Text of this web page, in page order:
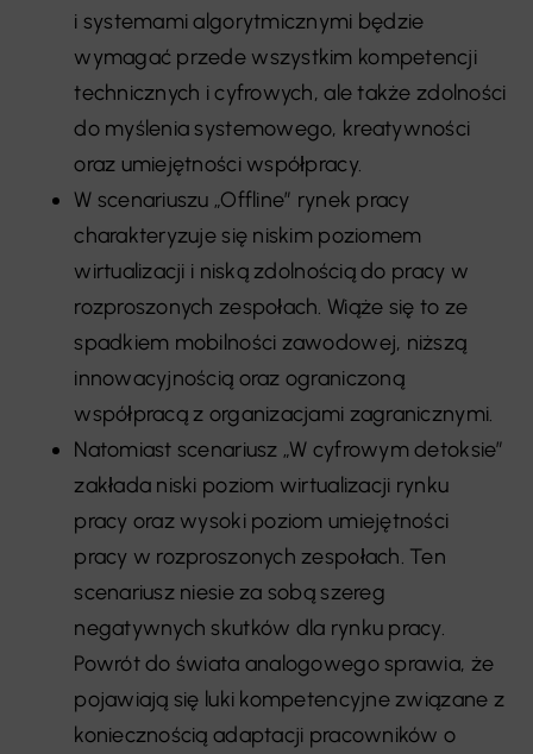
i systemami algorytmicznymi będzie
wymagać przede wszystkim kompetencji
technicznych i cyfrowych, ale także zdolności
do myślenia systemowego, kreatywności
oraz umiejętności współpracy.
W scenariuszu „Offline” rynek pracy
charakteryzuje się niskim poziomem
wirtualizacji i niską zdolnością do pracy w
rozproszonych zespołach. Wiąże się to ze
spadkiem mobilności zawodowej, niższą
innowacyjnością oraz ograniczoną
współpracą z organizacjami zagranicznymi.
Natomiast scenariusz „W cyfrowym detoksie”
zakłada niski poziom wirtualizacji rynku
pracy oraz wysoki poziom umiejętności
pracy w rozproszonych zespołach. Ten
scenariusz niesie za sobą szereg
negatywnych skutków dla rynku pracy.
Powrót do świata analogowego sprawia, że
pojawiają się luki kompetencyjne związane z
koniecznością adaptacji pracowników o